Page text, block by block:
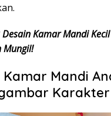
Kamar Mandi
Mungil!
Kamar Mandi